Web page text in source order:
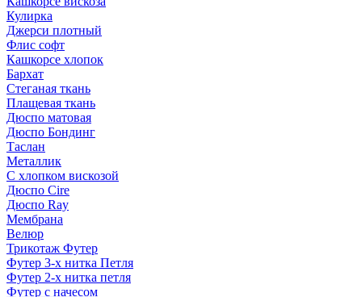
Кулирка
Джерси плотный
Флис софт
Кашкорсе хлопок
Бархат
Стеганая ткань
Плащевая ткань
Дюспо матовая
Дюспо Бондинг
Таслан
Металлик
С хлопком вискозой
Дюспо Cire
Дюспо Ray
Мембрана
Велюр
Трикотаж Футер
Футер 3-х нитка Петля
Футер 2-х нитка петля
Футер с начесом